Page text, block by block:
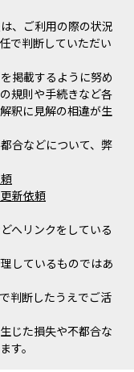
、ご利用の際の状況
で判断していただい
掲載するように努め
規則や手続きなど各
釈に見解の相違が生
合などについて、弊
新依頼
へリンクをしている
しているものではあ
判断したうえでご活
じた損失や不都合な
す。